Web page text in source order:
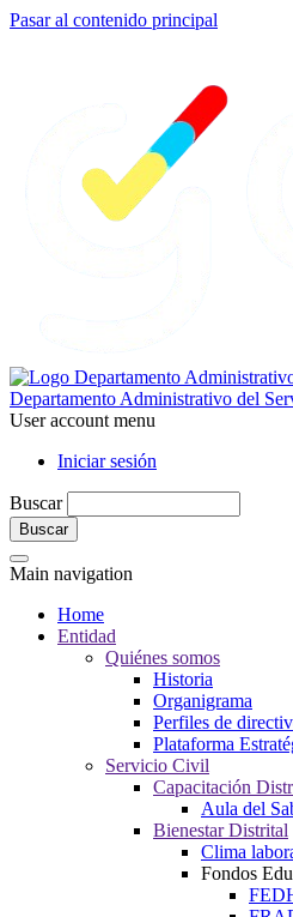
Pasar al contenido principal
Departamento Administrativo del
User account menu
Iniciar sesión
Buscar
Main navigation
Home
Entidad
Quiénes somos
Historia
Organigrama
Perfiles de
Plataforma
Servicio Civil
Capacitación
Aula del
Bienestar Distrital
Clima
Fondos